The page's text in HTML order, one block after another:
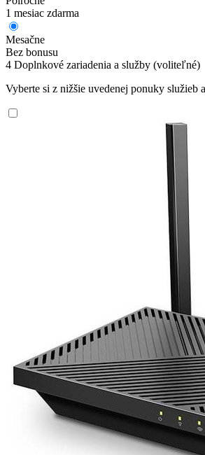
1 mesiac zdarma
Mesačne
Bez bonusu
4 Doplnkové zariadenia a služby (voliteľné)
Vyberte si z nižšie uvedenej ponuky služieb